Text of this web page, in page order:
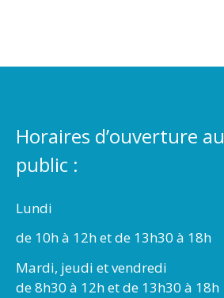
Horaires d’ouverture au
public :
Lundi
de 10h à 12h et de 13h30 à 18h
Mardi, jeudi et vendredi
de 8h30 à 12h et de 13h30 à 18h